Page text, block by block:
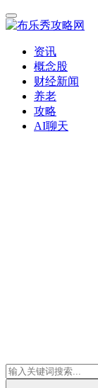
资讯
概念股
财经新闻
养老
攻略
AI聊天